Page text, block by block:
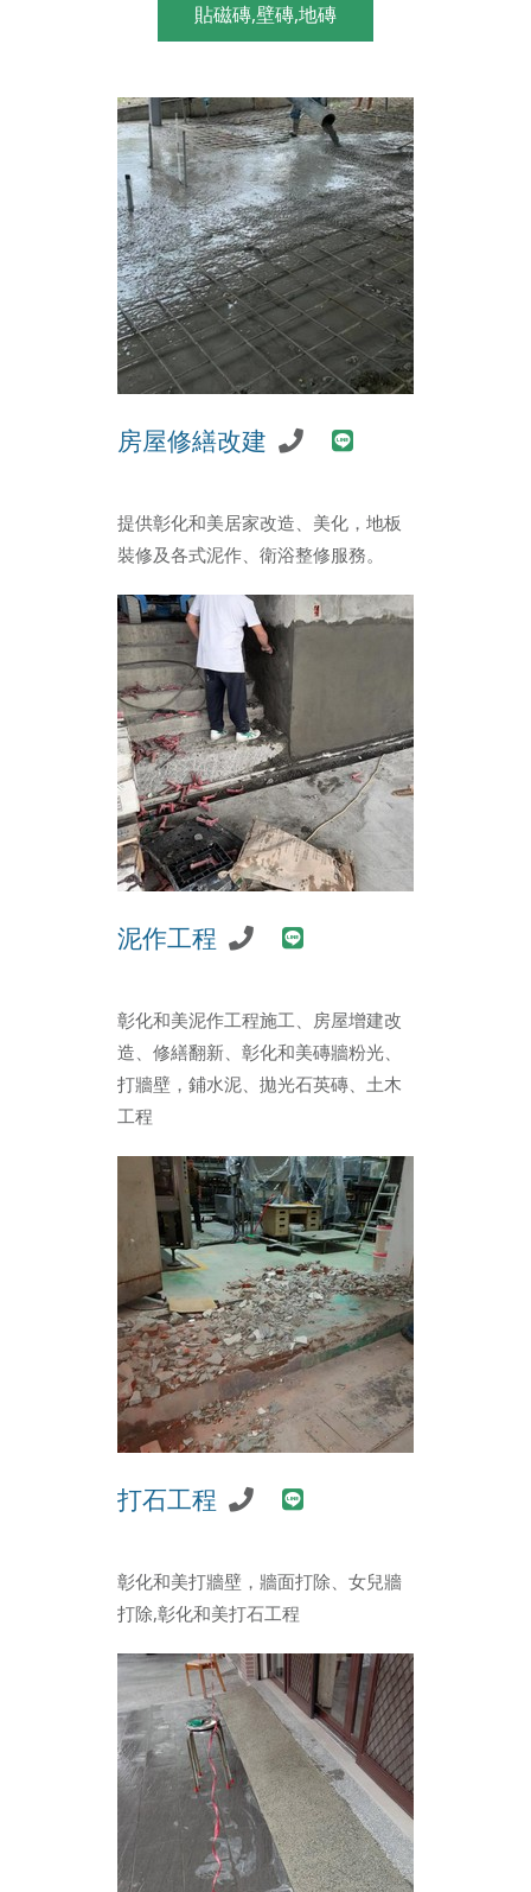
貼磁磚,壁磚,地磚
房屋修繕改建
提供彰化和美居家改造、美化，地板
裝修及各式泥作、衛浴整修服務。
泥作工程
彰化和美泥作工程施工、房屋增建改
造、修繕翻新、彰化和美磚牆粉光、
打牆壁，鋪水泥、拋光石英磚、土木
工程
打石工程
彰化和美打牆壁，牆面打除、女兒牆
打除,彰化和美打石工程